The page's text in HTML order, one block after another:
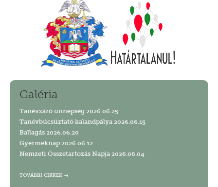
Galéria
Tanévzáró ünnepség 2026.06.25
Tanévbúcsúztató kalandpálya 2026.06.15
Ballagás 2026.06.20
Gyermeknap 2026.06.12
Nemzeti Összetartozás Napja 2026.06.04
TOVÁBBI CIKKEK